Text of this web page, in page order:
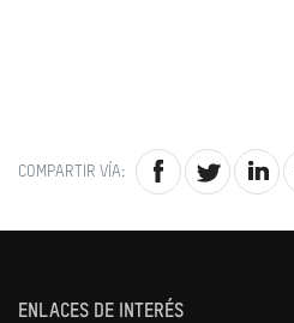
COMPARTIR VÍA:
ENLACES DE INTERÉS